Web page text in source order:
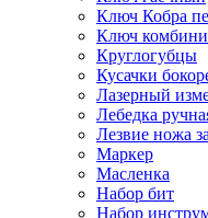
Ключ Кобра
Ключ
Круглогубцы
Кусачки
Лазерный
Лебедка
Лезвие ножа
Маркер
Масленка
Набор бит
Набор